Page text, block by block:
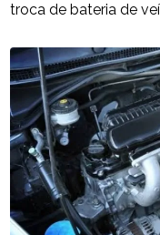
troca de bateria de